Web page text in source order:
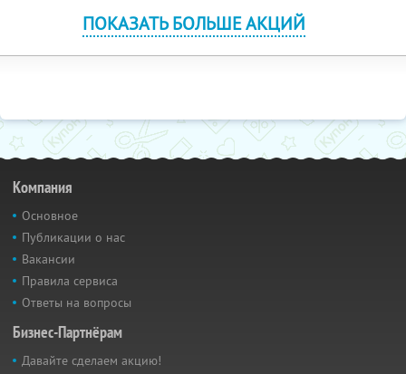
ПОКАЗАТЬ БОЛЬШЕ АКЦИЙ
Компания
Основное
Публикации о нас
Вакансии
Правила сервиса
Ответы на вопросы
Бизнес-Партнёрам
Давайте сделаем акцию!